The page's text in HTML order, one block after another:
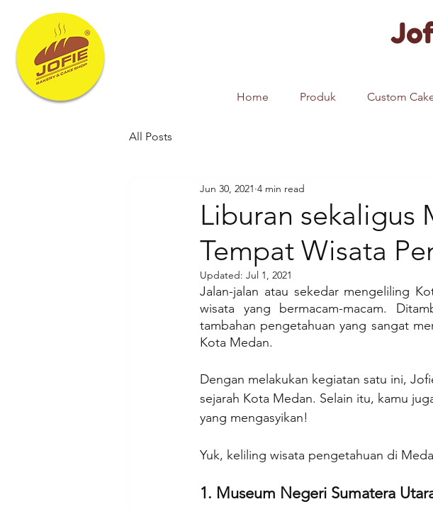
Home Produk Custom
All Posts
Liburan sekaligus
Tempat Wisata
Jun 30, 2021 4 min read
Updated: Jul 1, 2021
Jalan-jalan atau sekedar mengeliling
wisata yang bermacam-macam.
tambahan pengetahuan yang sangat
Kota Medan.
Dengan melakukan kegiatan satu ini,
sejarah Kota Medan. Selain itu, kamu
yang mengasyikan!
Yuk, keliling wisata pengetahuan di
1. Museum Negeri Sumatera